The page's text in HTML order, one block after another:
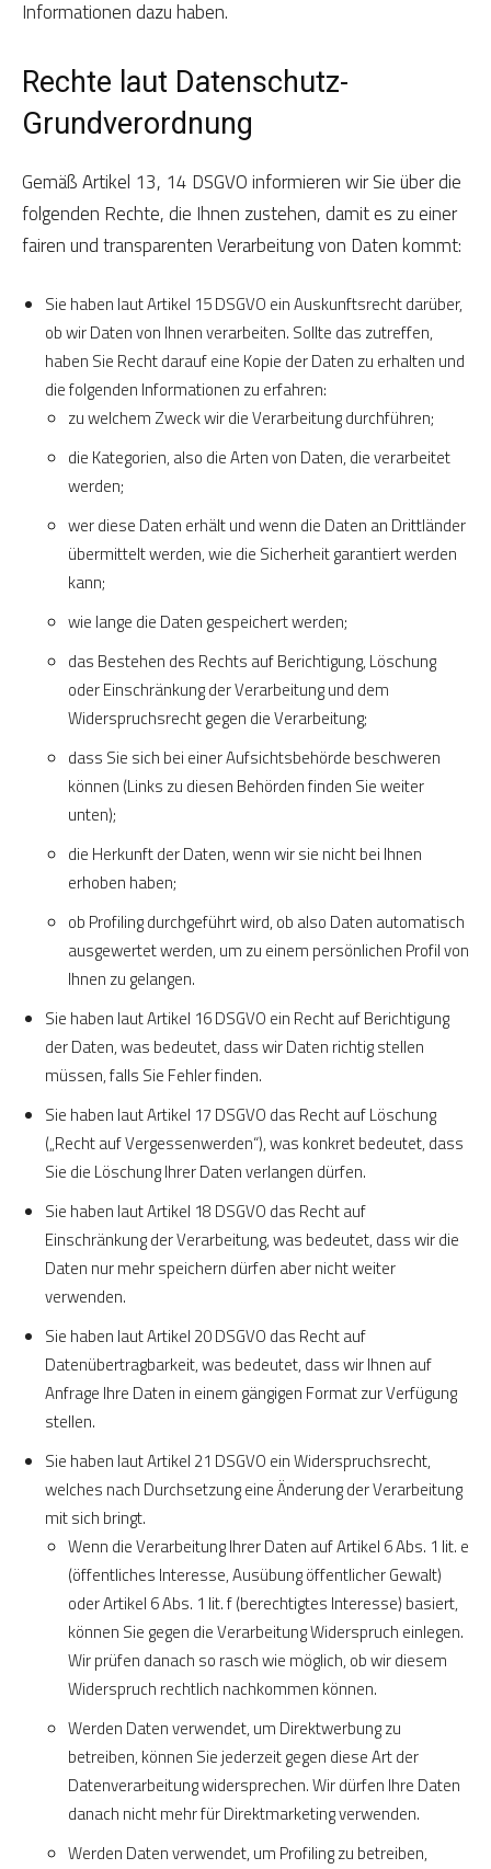
Informationen dazu haben.
Rechte laut Datenschutz-
Grundverordnung
Gemäß Artikel 13, 14 DSGVO informieren wir Sie über die
folgenden Rechte, die Ihnen zustehen, damit es zu einer
fairen und transparenten Verarbeitung von Daten kommt:
Sie haben laut Artikel 15 DSGVO ein Auskunftsrecht darüber,
ob wir Daten von Ihnen verarbeiten. Sollte das zutreffen,
haben Sie Recht darauf eine Kopie der Daten zu erhalten und
die folgenden Informationen zu erfahren:
zu welchem Zweck wir die Verarbeitung durchführen;
die Kategorien, also die Arten von Daten, die verarbeitet
werden;
wer diese Daten erhält und wenn die Daten an Drittländer
übermittelt werden, wie die Sicherheit garantiert werden
kann;
wie lange die Daten gespeichert werden;
das Bestehen des Rechts auf Berichtigung, Löschung
oder Einschränkung der Verarbeitung und dem
Widerspruchsrecht gegen die Verarbeitung;
dass Sie sich bei einer Aufsichtsbehörde beschweren
können (Links zu diesen Behörden finden Sie weiter
unten);
die Herkunft der Daten, wenn wir sie nicht bei Ihnen
erhoben haben;
ob Profiling durchgeführt wird, ob also Daten automatisch
ausgewertet werden, um zu einem persönlichen Profil von
Ihnen zu gelangen.
Sie haben laut Artikel 16 DSGVO ein Recht auf Berichtigung
der Daten, was bedeutet, dass wir Daten richtig stellen
müssen, falls Sie Fehler finden.
Sie haben laut Artikel 17 DSGVO das Recht auf Löschung
(„Recht auf Vergessenwerden“), was konkret bedeutet, dass
Sie die Löschung Ihrer Daten verlangen dürfen.
Sie haben laut Artikel 18 DSGVO das Recht auf
Einschränkung der Verarbeitung, was bedeutet, dass wir die
Daten nur mehr speichern dürfen aber nicht weiter
verwenden.
Sie haben laut Artikel 20 DSGVO das Recht auf
Datenübertragbarkeit, was bedeutet, dass wir Ihnen auf
Anfrage Ihre Daten in einem gängigen Format zur Verfügung
stellen.
Sie haben laut Artikel 21 DSGVO ein Widerspruchsrecht,
welches nach Durchsetzung eine Änderung der Verarbeitung
mit sich bringt.
Wenn die Verarbeitung Ihrer Daten auf Artikel 6 Abs. 1 lit. e
(öffentliches Interesse, Ausübung öffentlicher Gewalt)
oder Artikel 6 Abs. 1 lit. f (berechtigtes Interesse) basiert,
können Sie gegen die Verarbeitung Widerspruch einlegen.
Wir prüfen danach so rasch wie möglich, ob wir diesem
Widerspruch rechtlich nachkommen können.
Werden Daten verwendet, um Direktwerbung zu
betreiben, können Sie jederzeit gegen diese Art der
Datenverarbeitung widersprechen. Wir dürfen Ihre Daten
danach nicht mehr für Direktmarketing verwenden.
Werden Daten verwendet, um Profiling zu betreiben,